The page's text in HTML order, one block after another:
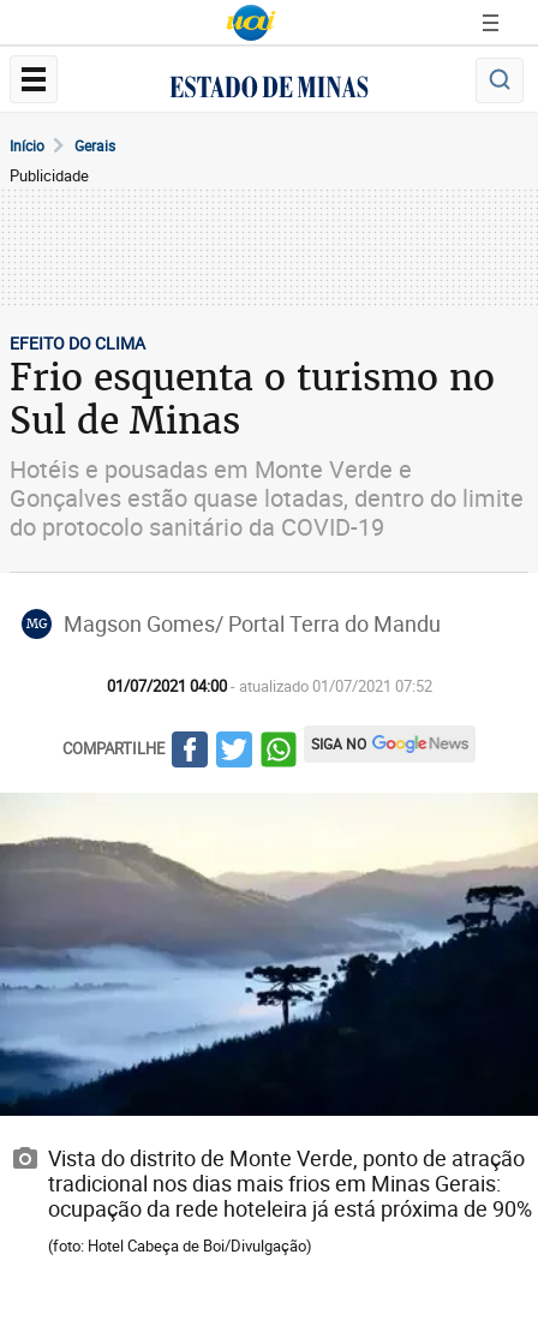
Início Gerais
Publicidade
EFEITO DO CLIMA
Frio esquenta o turismo no
Sul de Minas
Hotéis e pousadas em Monte Verde e
Gonçalves estão quase lotadas, dentro do limite
do protocolo sanitário da COVID-19
MG Magson Gomes/ Portal Terra do Mandu
01/07/2021 04:00- atualizado 01/07/2021 07:52
COMPARTILHE SIGA NO
Vista do distrito de Monte Verde, ponto de atração
tradicional nos dias mais frios em Minas Gerais:
ocupação da rede hoteleira já está próxima de 90%
(foto: Hotel Cabeça de Boi/Divulgação)